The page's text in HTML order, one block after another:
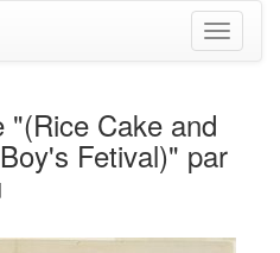
Basculer
la
"(Rice Cake and
Fetival)" par